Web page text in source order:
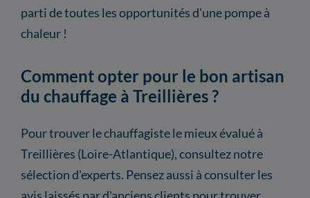
parti de toutes les opportunités d'une pompe à
chaleur !
Comment opter pour le bon artisan
du chauffage à Treillières ?
Pour trouver le chauffagiste le mieux évalué à
Treillières (Loire-Atlantique), consultez notre
sélection d'experts. Pensez aussi à consulter les